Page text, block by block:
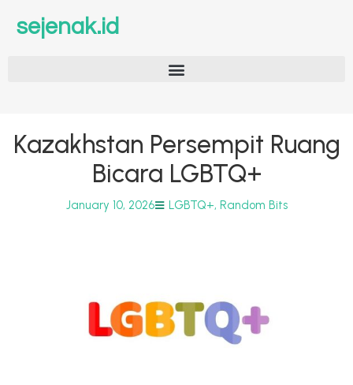
sejenak.id
Kazakhstan Persempit Ruang
Bicara LGBTQ+
January 10, 2026 LGBTQ+, Random Bits